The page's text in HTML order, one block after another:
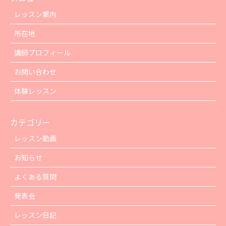
レッスン案内
所在地
講師プロフィール
お問い合わせ
体験レッスン
カテゴリー
レッスン動画
お知らせ
よくある質問
発表会
レッスン日記